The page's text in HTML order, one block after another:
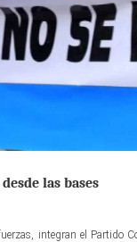
las bases
integran el Partido